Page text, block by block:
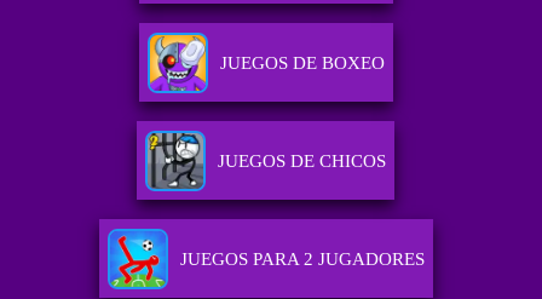
JUEGOS DE BOXEO
JUEGOS DE CHICOS
JUEGOS PARA 2 JUGADORES